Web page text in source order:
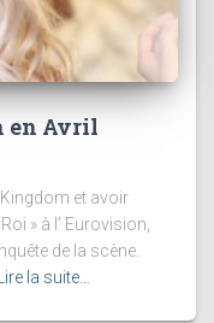
en Avril
et avoir
» à l’ Eurovision,
de la scène.
la suite…